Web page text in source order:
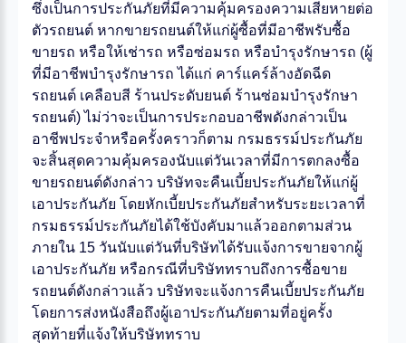
ซึ่งเป็นการประกันภัยที่มีความคุ้มครองความเสียหายต่อ
ตัวรถยนต์ หากขายรถยนต์ให้แก่ผู้ซื้อที่มีอาชีพรับซื้อ
ขายรถ หรือให้เช่ารถ หรือซ่อมรถ หรือบำรุงรักษารถ (ผู้
ที่มีอาชีพบำรุงรักษารถ ได้แก่ คาร์แคร์ล้างอัดฉีด
รถยนต์ เคลือบสี ร้านประดับยนต์ ร้านซ่อมบำรุงรักษา
รถยนต์) ไม่ว่าจะเป็นการประกอบอาชีพดังกล่าวเป็น
อาชีพประจำหรือครั้งคราวก็ตาม กรมธรรม์ประกันภัย
จะสิ้นสุดความคุ้มครองนับแต่วันเวลาที่มีการตกลงซื้อ
ขายรถยนต์ดังกล่าว บริษัทจะคืนเบี้ยประกันภัยให้แก่ผู้
เอาประกันภัย โดยหักเบี้ยประกันภัยสำหรับระยะเวลาที่
กรมธรรม์ประกันภัยได้ใช้บังคับมาแล้วออกตามส่วน
ภายใน 15 วันนับแต่วันที่บริษัทได้รับแจ้งการขายจากผู้
เอาประกันภัย หรือกรณีที่บริษัททราบถึงการซื้อขาย
รถยนต์ดังกล่าวแล้ว บริษัทจะแจ้งการคืนเบี้ยประกันภัย
โดยการส่งหนังสือถึงผู้เอาประกันภัยตามที่อยู่ครั้ง
สุดท้ายที่แจ้งให้บริษัททราบ